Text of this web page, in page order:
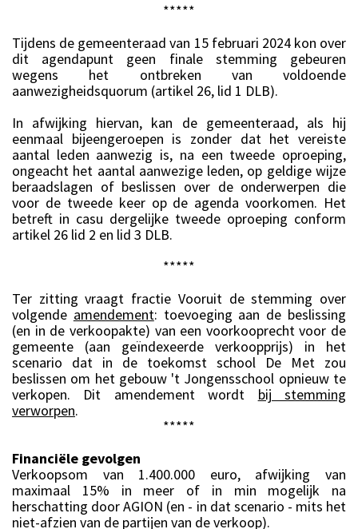
*****
Tijdens de gemeenteraad van 15 februari 2024 kon over
dit agendapunt geen finale stemming gebeuren
wegens het ontbreken van voldoende
aanwezigheidsquorum (artikel 26, lid 1 DLB).
In afwijking hiervan, kan de gemeenteraad, als hij
eenmaal bijeengeroepen is zonder dat het vereiste
aantal leden aanwezig is, na een tweede oproeping,
ongeacht het aantal aanwezige leden, op geldige wijze
beraadslagen of beslissen over de onderwerpen die
voor de tweede keer op de agenda voorkomen. Het
betreft in casu dergelijke tweede oproeping conform
artikel 26 lid 2 en lid 3 DLB.
*****
Ter zitting vraagt fractie Vooruit de stemming over
volgende amendement: toevoeging aan de beslissing
(en in de verkoopakte) van een voorkooprecht voor de
gemeente (aan geïndexeerde verkoopprijs) in het
scenario dat in de toekomst school De Met zou
beslissen om het gebouw 't Jongensschool opnieuw te
verkopen. Dit amendement wordt bij stemming
verworpen.
*****
Financiële gevolgen
Verkoopsom van 1.400.000 euro, afwijking van
maximaal 15% in meer of in min mogelijk na
herschatting door AGION (en - in dat scenario - mits het
niet-afzien van de partijen van de verkoop).